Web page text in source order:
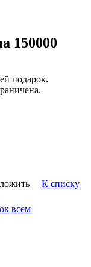
150000
подарок.
К списку
всем